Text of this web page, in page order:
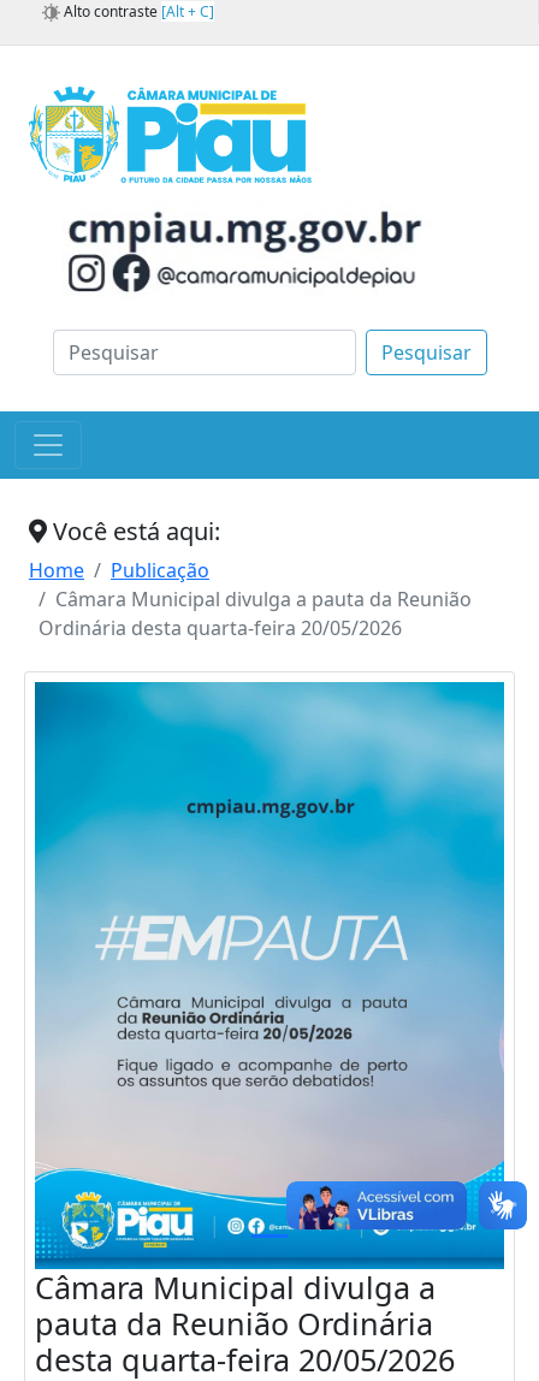
Alto contraste [Alt + C]
Pesquisar
Você está aqui:
Home
Publicação
Câmara Municipal divulga a pauta da Reunião
Ordinária desta quarta-feira 20/05/2026
Câmara Municipal divulga a
pauta da Reunião Ordinária
desta quarta-feira 20/05/2026